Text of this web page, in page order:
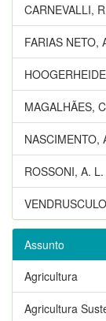
CARNEVALLI,
FARIAS NETO,
MAGALHÃES,
NASCIMENTO,
ROSSONI, A. L.
Assunto
Agricultura
Agricultura